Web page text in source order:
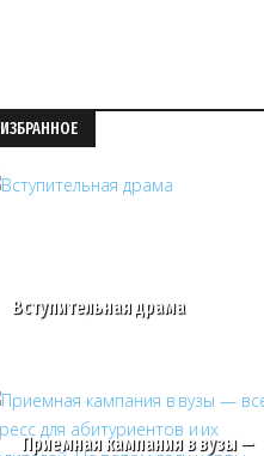
ИЗБРАННОЕ
Вступительная драма
Приемная кампания в вузы —